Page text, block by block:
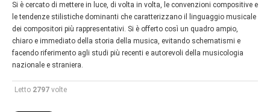
Si è cercato di mettere in luce, di volta in volta, le convenzioni compositive e
le tendenze stilistiche dominanti che caratterizzano il linguaggio musicale
dei compositori più rappresentativi. Si è offerto così un quadro ampio,
chiaro e immediato della storia della musica, evitando schematismi e
facendo riferimento agli studi più recenti e autorevoli della musicologia
nazionale e straniera.
Letto 2797 volte